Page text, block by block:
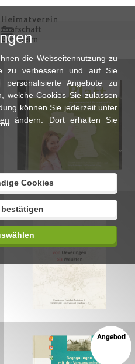
€
Angebot!
die Webseitennutzung zu
zu verbessern und auf Sie
personalisierte Angebote zu
welche Cookies Sie zulassen
können Sie jederzeit unter
ändern. Dort erhalten Sie
Cookies